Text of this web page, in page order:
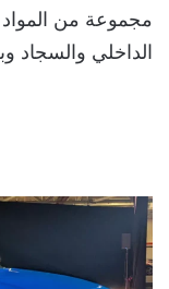
مجموعة من
الداخلي والسجاد